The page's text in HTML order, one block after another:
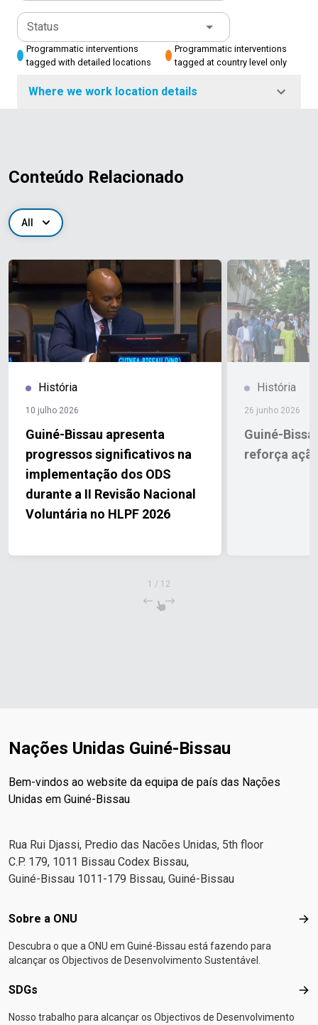
Status
Programmatic interventions
tagged with detailed locations
Programmatic interventions
tagged at country level only
Where we work location details
Conteúdo Relacionado
All
História
10 julho 2026
Guiné-Bissau apresenta
progressos significativos na
implementação dos ODS
durante a II Revisão Nacional
Voluntária no HLPF 2026
História
26 junho 2026
Guiné-
reforça
1 / 12
Nações Unidas Guiné-Bissau
Bem-vindos ao website da equipa de país das Nações
Unidas em Guiné-Bissau
Rua Rui Djassi, Predio das Nacões Unidas, 5th floor
C.P. 179, 1011 Bissau Codex Bissau,
Guiné-Bissau 1011-179 Bissau, Guiné-Bissau
Footer menu
Sobre a ONU
Descubra o que a ONU em Guiné-Bissau está fazendo para
alcançar os Objectivos de Desenvolvimento Sustentável.
SDGs
Nosso trabalho para alcançar os Objectivos de Desenvolvimento